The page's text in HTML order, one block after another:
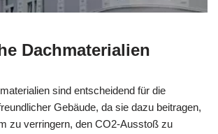
Dachmaterialien
sind entscheidend für die
Gebäude, da sie dazu beitragen,
zu verringern, den CO2-Ausstoß zu